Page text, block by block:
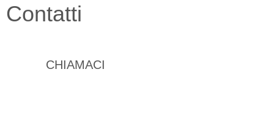
Contatti
CHIAMACI